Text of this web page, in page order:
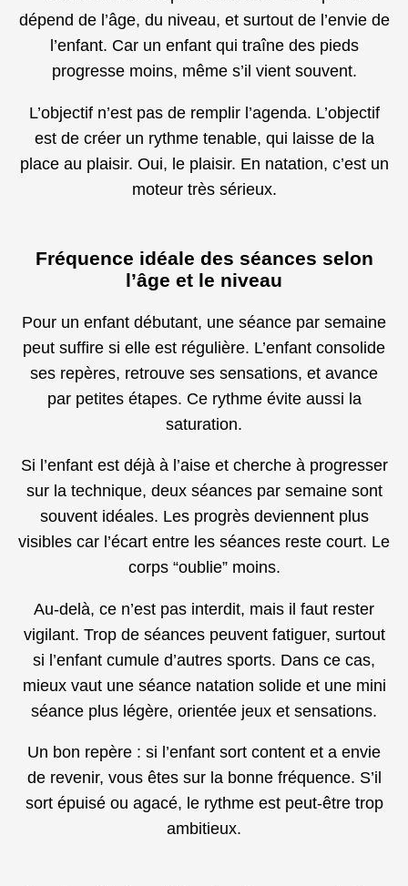
dépend de l’âge, du niveau, et surtout de l’envie de
l’enfant. Car un enfant qui traîne des pieds
progresse moins, même s’il vient souvent.
L’objectif n’est pas de remplir l’agenda. L’objectif
est de créer un rythme tenable, qui laisse de la
place au plaisir. Oui, le plaisir. En natation, c’est un
moteur très sérieux.
Fréquence idéale des séances selon
l’âge et le niveau
Pour un enfant débutant, une séance par semaine
peut suffire si elle est régulière. L’enfant consolide
ses repères, retrouve ses sensations, et avance
par petites étapes. Ce rythme évite aussi la
saturation.
Si l’enfant est déjà à l’aise et cherche à progresser
sur la technique, deux séances par semaine sont
souvent idéales. Les progrès deviennent plus
visibles car l’écart entre les séances reste court. Le
corps “oublie” moins.
Au-delà, ce n’est pas interdit, mais il faut rester
vigilant. Trop de séances peuvent fatiguer, surtout
si l’enfant cumule d’autres sports. Dans ce cas,
mieux vaut une séance natation solide et une mini
séance plus légère, orientée jeux et sensations.
Un bon repère : si l’enfant sort content et a envie
de revenir, vous êtes sur la bonne fréquence. S’il
sort épuisé ou agacé, le rythme est peut-être trop
ambitieux.